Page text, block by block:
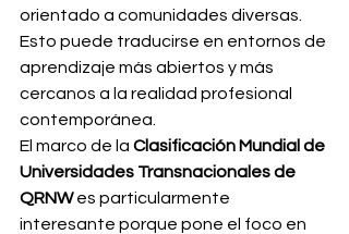
orientado a comunidades diversas.
Esto puede traducirse en entornos de
aprendizaje más abiertos y más
cercanos a la realidad profesional
contemporánea.
El marco de la Clasificación Mundial de
Universidades Transnacionales de
QRNW es particularmente
interesante porque pone el foco en